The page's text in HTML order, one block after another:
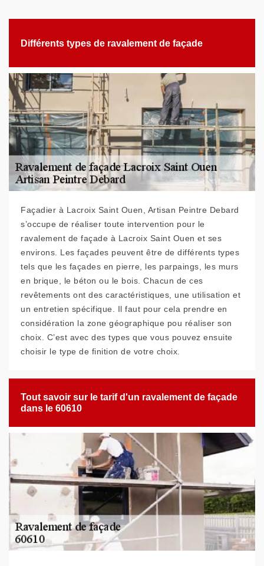
Différents types de ravalement de façade
Façadier à Lacroix Saint Ouen, Artisan Peintre Debard
s’occupe de réaliser toute intervention pour le
ravalement de façade à Lacroix Saint Ouen et ses
environs. Les façades peuvent être de différents types
tels que les façades en pierre, les parpaings, les murs
en brique, le béton ou le bois. Chacun de ces
revêtements ont des caractéristiques, une utilisation et
un entretien spécifique. Il faut pour cela prendre en
considération la zone géographique pou réaliser son
choix. C’est avec des types que vous pouvez ensuite
choisir le type de finition de votre choix.
Tout savoir sur le tarif d'un ravalement de façade
dans le 60610